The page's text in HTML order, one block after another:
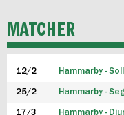
P19
F19
FUTSAL HERR
MATCHER
12/2 Hammarby -
25/2 Hammarby -
17/3 Hammarby -